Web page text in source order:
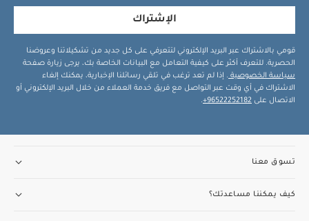
الإشتراك
قومي بالاشتراك عبر البريد الإلكتروني لتتعرفي على كل جديد من تشكيلاتنا وعروضنا
الحصرية. للتعرف أكثر على كيفية التعامل مع البيانات الخاصة بك، يرجى زيارة صفحة
سياسة الخصوصية . إذا لم تعد ترغب في تلقي رسائلنا الإخبارية، يمكنك إلغاء
الاشتراك في أي وقت عبر التواصل مع فريق خدمة العملاء من خلال البريد الإلكتروني أو
الاتصال على 96522252182+
.
تسوق معنا
كيف يمكننا مساعدتك؟